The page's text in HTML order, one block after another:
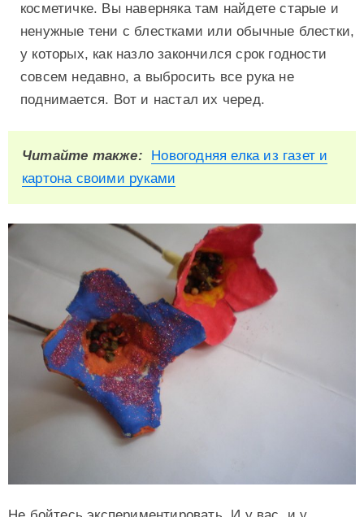
косметичке. Вы наверняка там найдете старые и
ненужные тени с блестками или обычные блестки,
у которых, как назло закончился срок годности
совсем недавно, а выбросить все рука не
поднимается. Вот и настал их черед.
Читайте также:
Новогодняя елка из газет и
картона своими руками